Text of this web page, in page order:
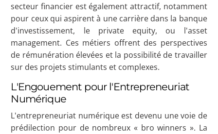
secteur financier est également attractif, notamment
pour ceux qui aspirent à une carrière dans la banque
d'investissement, le private equity, ou l'asset
management. Ces métiers offrent des perspectives
de rémunération élevées et la possibilité de travailler
sur des projets stimulants et complexes.
L'Engouement pour l'Entrepreneuriat
Numérique
L'entrepreneuriat numérique est devenu une voie de
prédilection pour de nombreux « bro winners ». La